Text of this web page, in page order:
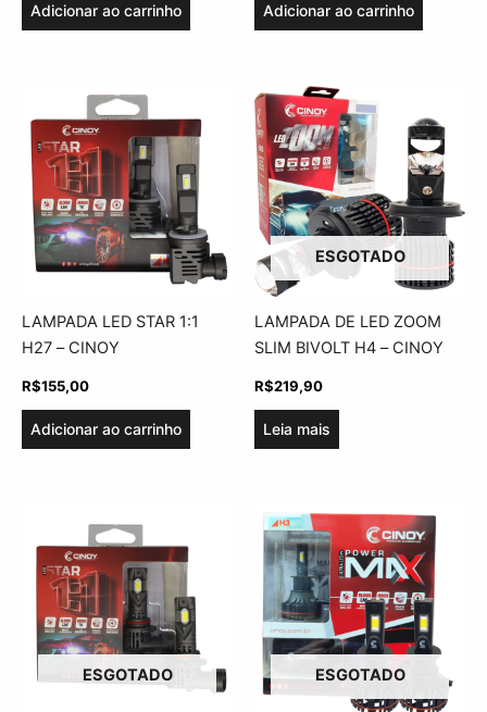
Adicionar ao carrinho Adicionar ao carrinho
LAMPADA LED STAR 1:1
H27 – CINOY
R$155,00
Adicionar ao carrinho
ESGOTADO
LAMPADA DE LED ZOOM
SLIM BIVOLT H4 – CINOY
R$219,90
Leia mais
ESGOTADO ESGOTADO